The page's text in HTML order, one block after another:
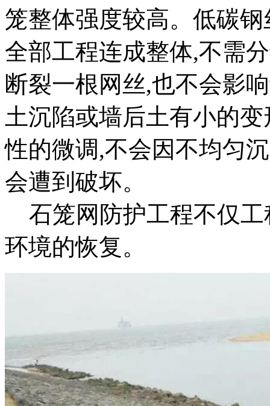
笼整体强度较高。低碳
全部工程连成整体,不需
断裂一根网丝,也不会影
土沉陷或墙后土有小的
性的微调,不会因不均匀
会遭到破坏。
石笼网防护工程不仅
环境的恢复。